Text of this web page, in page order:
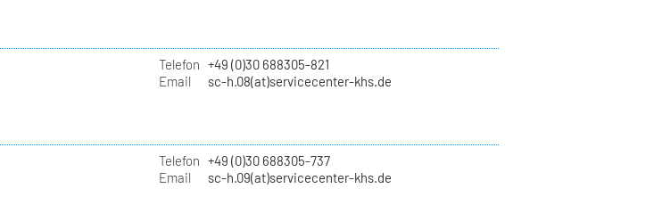
Telefon +49 (0)30 688305-821
Email
sc-h.08(at)servicecenter-khs.de
Telefon +49 (0)30 688305-737
Email
sc-h.09(at)servicecenter-khs.de